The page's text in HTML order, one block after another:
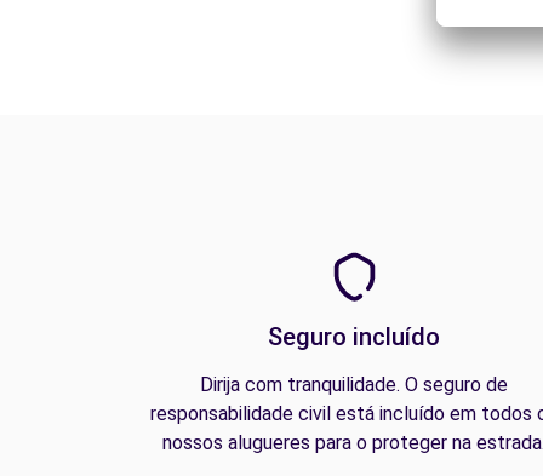
Seguro incluído
Dirija com tranquilidade. O seguro de
responsabilidade civil está incluído em todos
nossos alugueres para o proteger na